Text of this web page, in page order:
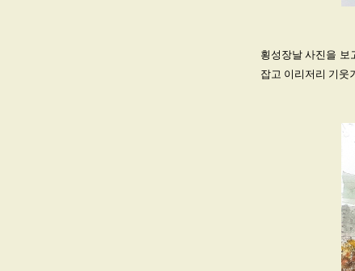
횡성장날 사진을 보
잡고 이리저리 기웃